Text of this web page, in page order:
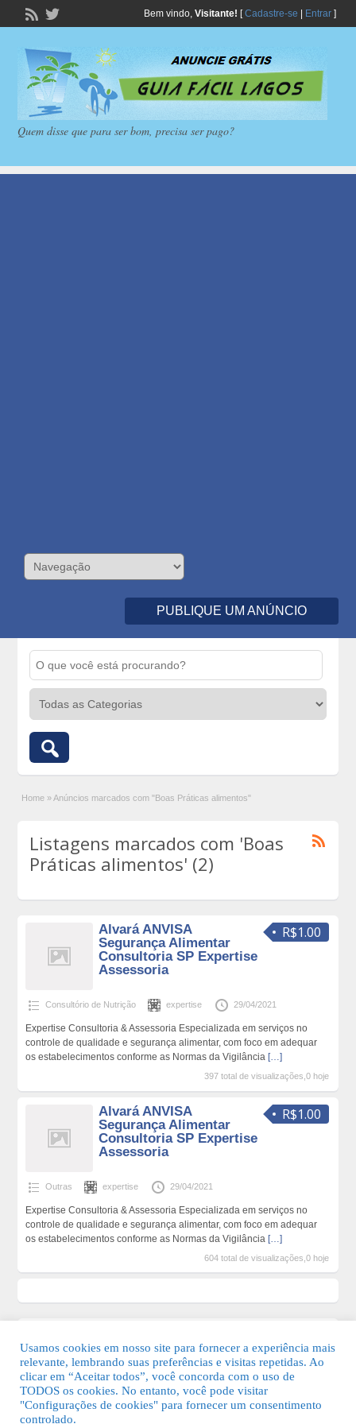
Bem vindo, Visitante! [Cadastre-se Entrar]
Quem disse que para ser bom, precisa ser pago?
PUBLIQUE UM ANÚNCIO
Home » Anúncios marcados com "Boas Práticas alimentos"
Listagens marcados com 'Boas
Práticas alimentos' (2)
R$1.00
Alvará ANVISA
Segurança Alimentar
Consultoria SP Expertise
Assessoria
Consultório de Nutrição expertise 29/04/2021
Expertise Consultoria & Assessoria Especializada em serviços no
controle de qualidade e segurança alimentar, com foco em adequar
os estabelecimentos conforme as Normas da Vigilância […]
397 total de visualizações,0 hoje
R$1.00
Alvará ANVISA
Segurança Alimentar
Consultoria SP Expertise
Assessoria
Outras expertise 29/04/2021
Expertise Consultoria & Assessoria Especializada em serviços no
controle de qualidade e segurança alimentar, com foco em adequar
os estabelecimentos conforme as Normas da Vigilância […]
604 total de visualizações,0 hoje
© 2026 Guia Fácil Lagos | Guia Comercial Grátis. Todos os direitos
Usamos cookies em nosso site para fornecer a experiência mais
relevante, lembrando suas preferências e visitas repetidas. Ao
clicar em “Aceitar todos”, você concorda com o uso de
TODOS os cookies. No entanto, você pode visitar
"Configurações de cookies" para fornecer um consentimento
controlado.